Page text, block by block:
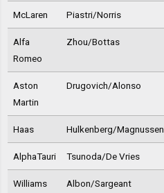
McLaren Piastri/Norris
Alfa
Romeo
Zhou/Bottas
Aston
Martin
Drugovich/Alonso
Haas Hulkenberg/Magnussen
AlphaTauri Tsunoda/De Vries
Williams Albon/Sargeant